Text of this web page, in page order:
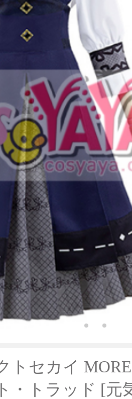
トセカイ
・トラッド [元